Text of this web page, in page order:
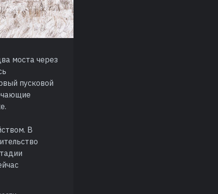
моста через
пусковой
В